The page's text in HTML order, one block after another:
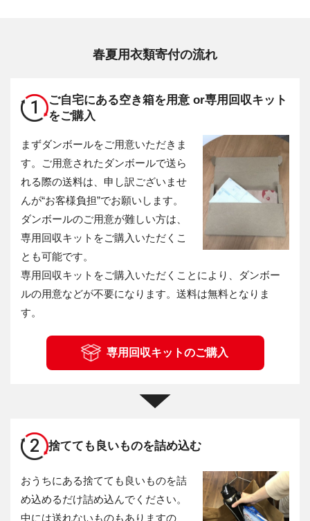
春夏用衣類寄付の流れ
1 ご自宅にある空き箱を用意 or専用回収キット
をご購入
まずダンボールをご用意いただきま
す。ご用意されたダンボールで送ら
れる際の送料は、申し訳ございませ
んが“お客様負担”でお願いします。
ダンボールのご用意が難しい方は、
専用回収キットをご購入いただくこ
とも可能です。
専用回収キットをご購入いただくことにより、ダンボー
ルの用意などが不要になります。送料は無料となりま
す。
専用回収キットのご購入
2 捨てても良いものを詰め込む
おうちにある捨てても良いものを詰
め込めるだけ詰め込んでください。
中には送れないものもありますの